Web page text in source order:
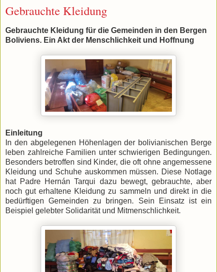
Gebrauchte Kleidung
Gebrauchte Kleidung für die Gemeinden in den Bergen
Boliviens. Ein Akt der Menschlichkeit und Hoffnung
Einleitung
In den abgelegenen Höhenlagen der bolivianischen Berge
leben zahlreiche Familien unter schwierigen Bedingungen.
Besonders betroffen sind Kinder, die oft ohne angemessene
Kleidung und Schuhe auskommen müssen. Diese Notlage
hat Padre Hernán Tarqui dazu bewegt, gebrauchte, aber
noch gut erhaltene Kleidung zu sammeln und direkt in die
bedürftigen Gemeinden zu bringen. Sein Einsatz ist ein
Beispiel gelebter Solidarität und Mitmenschlichkeit.